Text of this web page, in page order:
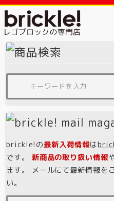
brickle!の最新入荷情報は
です。 新商品の取り扱い情報
ます。 メールにて最新情報を
い。